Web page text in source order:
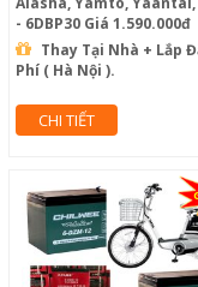
- 6DBP30 Giá 1.590.000đ
Thay Tại Nhà + Lắp
Phí ( Hà Nội ).
CHI TIẾT